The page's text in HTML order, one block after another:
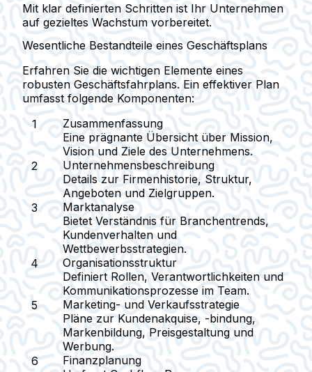
Mit klar definierten Schritten ist Ihr Unternehmen
auf gezieltes Wachstum vorbereitet.
Wesentliche Bestandteile eines Geschäftsplans
Erfahren Sie die wichtigen Elemente eines
robusten Geschäftsfahrplans. Ein effektiver Plan
umfasst folgende Komponenten:
Zusammenfassung
Eine prägnante Übersicht über Mission,
Vision und Ziele des Unternehmens.
Unternehmensbeschreibung
Details zur Firmenhistorie, Struktur,
Angeboten und Zielgruppen.
Marktanalyse
Bietet Verständnis für Branchentrends,
Kundenverhalten und
Wettbewerbsstrategien.
Organisationsstruktur
Definiert Rollen, Verantwortlichkeiten und
Kommunikationsprozesse im Team.
Marketing- und Verkaufsstrategie
Pläne zur Kundenakquise, -bindung,
Markenbildung, Preisgestaltung und
Werbung.
Finanzplanung